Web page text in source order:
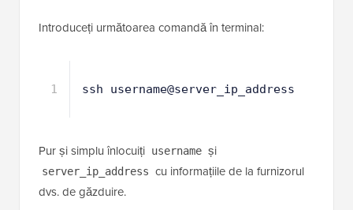
Introduceți următoarea comandă în terminal:
1 ssh username@server_ip_address
Pur și simplu înlocuiți username și
server_ip_address cu informațiile de la furnizorul
dvs. de găzduire.